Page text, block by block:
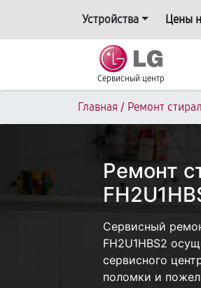
Устройства Цены
Сервисный центр
Главная / Ремонт
Ремонт
Сервисный
FH2U1HBS2
сервисного
поломки и